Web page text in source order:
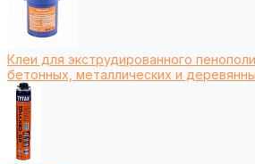
Клеи для экструдированного
бетонных, металлических и